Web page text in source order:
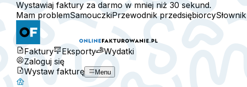
Wystawiaj faktury za darmo w mniej niż 30 sekund.
Mam problemSamouczkiPrzewodnik przedsiębiorcySłownik
Faktury Eksporty
Wydatki
Zaloguj się
Wystaw fakturę
Menu